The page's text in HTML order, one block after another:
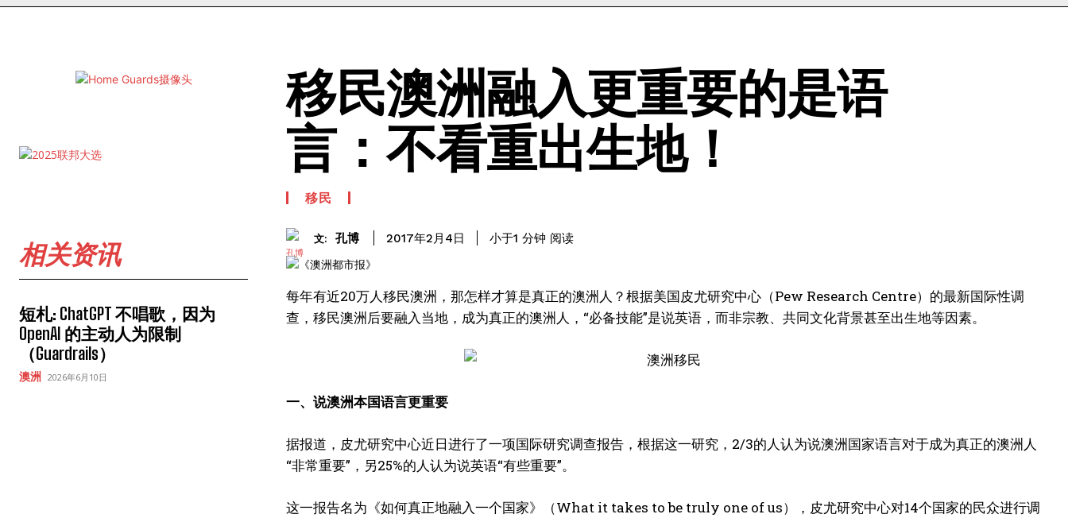
相关资讯
短札: ChatGPT 不唱歌，因为
OpenAI 的主动人为限制
（Guardrails）
澳洲 2026年6月10日
移民澳洲融入更重要的是语
言：不看重出生地！
移民
文: 孔博 2017年2月4日 小于1 分钟 阅读
每年有近20万人移民澳洲，那怎样才算是真正的澳洲人？根据美国皮尤研究中心（Pew Research Centre）的最新国际性调
查，移民澳洲后要融入当地，成为真正的澳洲人，“必备技能”是说英语，而非宗教、共同文化背景甚至出生地等因素。
一、说澳洲本国语言更重要
据报道，皮尤研究中心近日进行了一项国际研究调查报告，根据这一研究，2/3的人认为说澳洲国家语言对于成为真正的澳洲人
“非常重要”，另25%的人认为说英语“有些重要”。
这一报告名为《如何真正地融入一个国家》（What it takes to be truly one of us），皮尤研究中心对14个国家的民众进行调